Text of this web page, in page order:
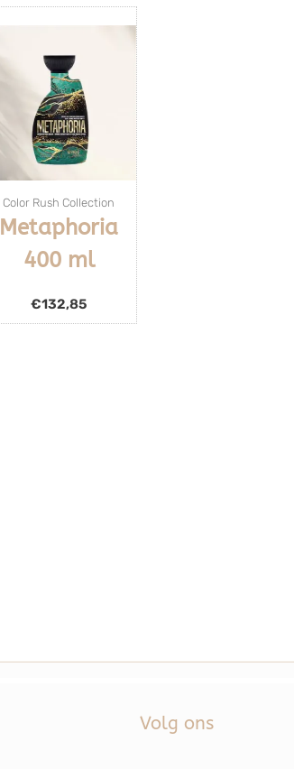
Color Rush Collection
Metaphoria
400 ml
€132,85
Volg ons